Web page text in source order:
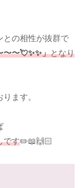
との相性が抜群で
〜💘✨✨」となり
ます。
です✏️📖🙌🏻